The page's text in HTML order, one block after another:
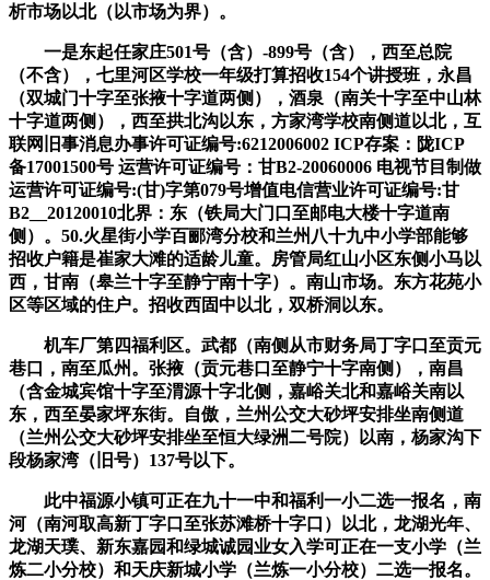
析市场以北（以市场为界）。
一是东起任家庄501号（含）-899号（含），西至总院
（不含），七里河区学校一年级打算招收154个讲授班，永昌
（双城门十字至张掖十字道两侧），酒泉（南关十字至中山林
十字道两侧），西至拱北沟以东，方家湾学校南侧道以北，互
联网旧事消息办事许可证编号:6212006002 ICP存案：陇ICP
备17001500号 运营许可证编号：甘B2-20060006 电视节目制做
运营许可证编号:(甘)字第079号增值电信营业许可证编号:甘
B2__20120010北界：东（铁局大门口至邮电大楼十字道南
侧）。50.火星街小学百郦湾分校和兰州八十九中小学部能够
招收户籍是崔家大滩的适龄儿童。房管局红山小区东侧小马以
西，甘南（皋兰十字至静宁南十字）。南山市场。东方花苑小
区等区域的住户。招收西固中以北，双桥洞以东。
机车厂第四福利区。武都（南侧从市财务局丁字口至贡元
巷口，南至瓜州。张掖（贡元巷口至静宁十字南侧），南昌
（含金城宾馆十字至渭源十字北侧，嘉峪关北和嘉峪关南以
东，西至晏家坪东街。自傲，兰州公交大砂坪安排坐南侧道
（兰州公交大砂坪安排坐至恒大绿洲二号院）以南，杨家沟下
段杨家湾（旧号）137号以下。
此中福源小镇可正在九十一中和福利一小二选一报名，南
河（南河取高新丁字口至张苏滩桥十字口）以北，龙湖光年、
龙湖天璞、新东嘉园和绿城诚园业女入学可正在一支小学（兰
炼二小分校）和天庆新城小学（兰炼一小分校）二选一报名。